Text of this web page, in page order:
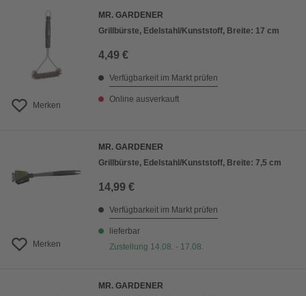
Merken
MR. GARDENER
Grillbürste, Edelstahl/Kunststoff, Breite: 17 cm
4,49 €
Verfügbarkeit im Markt prüfen
Online ausverkauft
Merken
MR. GARDENER
Grillbürste, Edelstahl/Kunststoff, Breite: 7,5 cm
14,99 €
Verfügbarkeit im Markt prüfen
lieferbar
Zustellung 14.08. - 17.08.
MR. GARDENER